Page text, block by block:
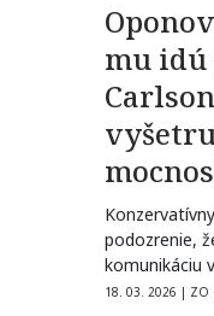
mu
podozrenie,
komunikáciu
18. 03. 2026 | ZO